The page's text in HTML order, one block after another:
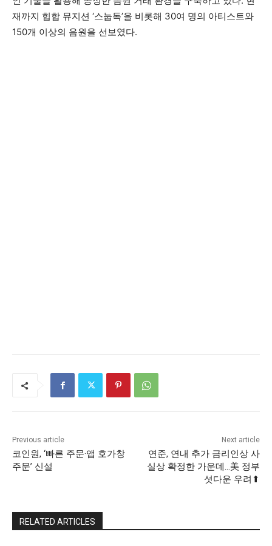
재까지 힙합 뮤지션 ‘스눕독’을 비롯해 30여 명의 아티스트와
150개 이상의 음원을 선보였다.
Previous article
코인원, ‘빠른 주문·앱 호가창
주문’ 신설
Next article
연준, 연내 추가 금리인상 사
실상 확정한 가운데…美 정부
셧다운 우려⬆
RELATED ARTICLES